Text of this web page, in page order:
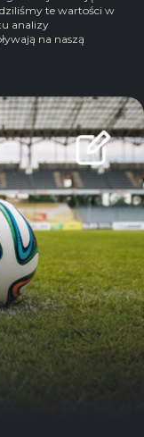
te wartości w
analizy
na naszą